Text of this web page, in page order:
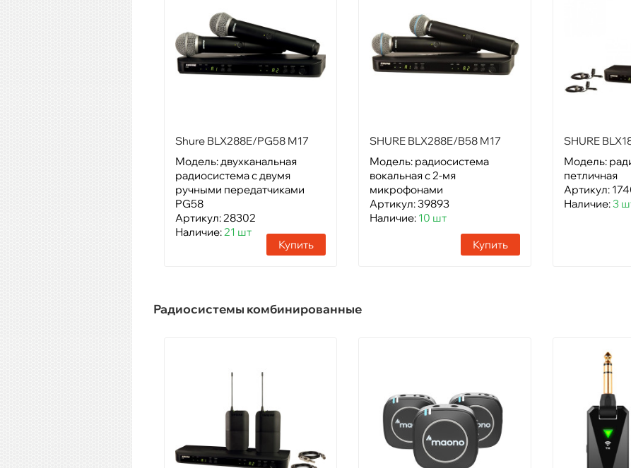
Shure BLX288E/PG58 M17
Модель: двухканальная
радиосистема с двумя
ручными передатчиками
PG58
Артикул: 28302
Наличие:21 шт
Купить
SHURE BLX288E/B58 M17
Модель: радиосистема
вокальная с 2-мя
микрофонами
Артикул: 39893
Наличие: 10 шт
Купить
SHURE
Модель:
петличная
Артикул:
Наличие:3
Радиосистемы комбинированные